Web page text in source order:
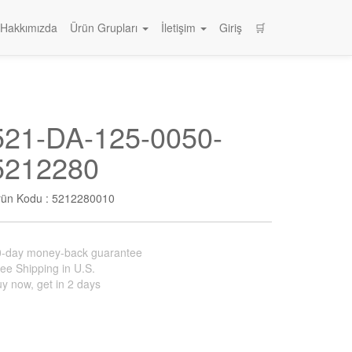
Hakkımızda Ürün Grupları İletişim Giriş 🛒
DA-125-0050-
Kodu : 5212280010
day money-back guarantee
Shipping in U.S.
now, get in 2 days